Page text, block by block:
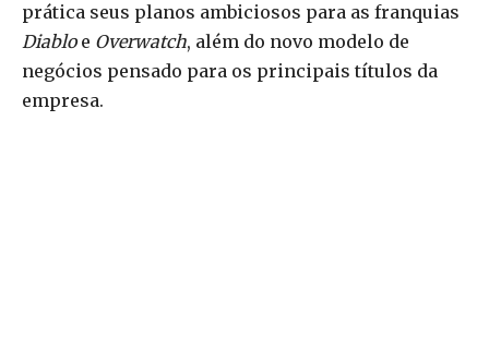
prática seus planos ambiciosos para as franquias
Diabloe Overwatch, além do novo modelo de
negócios pensado para os principais títulos da
empresa.